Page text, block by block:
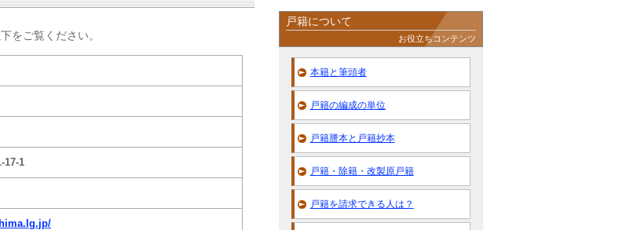
をご覧ください。
17-1
戸籍について
お役立ちコンテンツ
本籍と筆頭者
戸籍の編成の単位
戸籍謄本と戸籍抄本
戸籍・除籍・改製原戸籍
戸籍を請求できる人は？